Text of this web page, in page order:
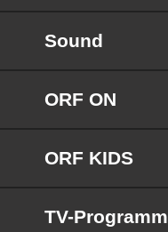
Sound
ORF ON
ORF KIDS
TV-Programm